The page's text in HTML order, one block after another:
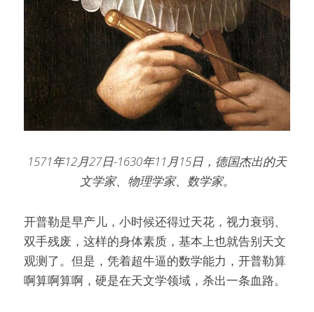
1571年12月27日-1630年11月15日，德国杰出的天
文学家、物理学家、数学家。
开普勒是早产儿，小时候还得过天花，视力衰弱、
双手残废，这样的身体素质，基本上也就告别天文
观测了。但是，凭着超牛逼的数学能力，开普勒算
啊算啊算啊，硬是在天文学领域，杀出一条血路。